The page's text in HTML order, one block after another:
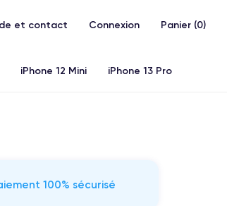
et contact Connexion Panier (0)
iPhone 12 Mini iPhone 13 Pro
100% sécurisé